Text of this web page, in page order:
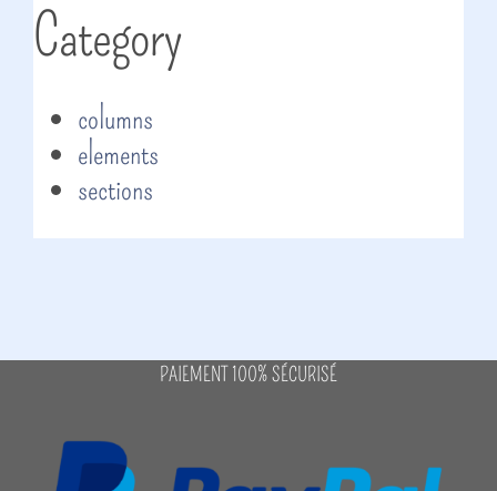
Category
columns
elements
sections
PAIEMENT 100% SÉCURISÉ